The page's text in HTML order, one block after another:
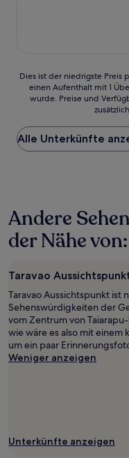
Dies
der
Preis
pro
Nacht,
24 Stunden
für
einen
1 Übernachtung
2 Erwachsenen
gefunden
wurde.
Preise
und
Verfügbarkeiten
zusätzliche
Dies ist der niedrigste Preis
einen Aufenthalt mit 1
wurde. Preise und
Alle Unterkünfte
Andere
der Nähe
Taravao
Taravao Aussichtspunkt ist
Sehenswürdigkeiten der
vom Zentrum von
wie wäre es also mit einem
um ein paar
Weniger anzeigen
Unterkünfte anzeigen